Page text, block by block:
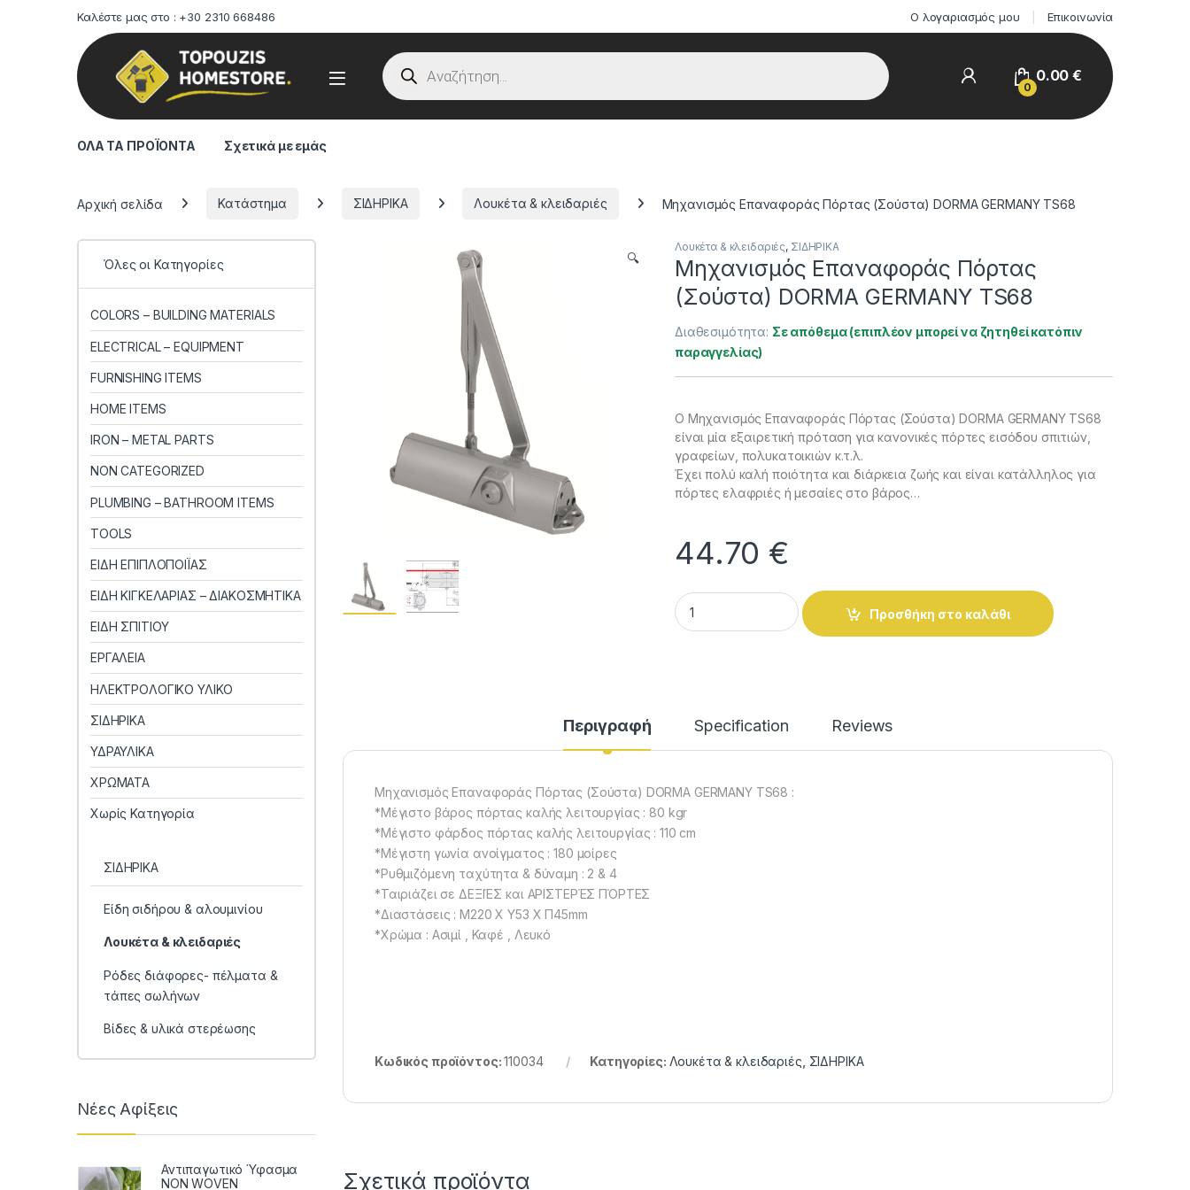
Καλέστε μας στο : +30 2310 668486 Ο λογαριασμός μου Επικοινωνία
Products search
0
0.00€
ΟΛΑ ΤΑ ΠΡΟΪΟΝΤΑ Σχετικά με εμάς
Αρχική σελίδα Κατάστημα ΣΙΔΗΡΙΚΑ Λουκέτα & κλειδαριές Μηχανισμός Επαναφοράς Πόρτας (Σούστα) DORMA GERMANY TS68
🔍
Λουκέτα & κλειδαριές, ΣΙΔΗΡΙΚΑ
Μηχανισμός Επαναφοράς Πόρτας
(Σούστα) DORMA GERMANY TS68
Διαθεσιμότητα: Σε απόθεμα (επιπλέον μπορεί να ζητηθεί κατόπιν
παραγγελίας)
Ο Mηχανισμός Επαναφοράς Πόρτας (Σούστα) DORMA GERMANY TS68
είναι μία εξαιρετική πρόταση για κανονικές πόρτες εισόδου σπιτιών,
γραφείων, πολυκατοικιών κ.τ.λ.
Έχει πολύ καλή ποιότητα και διάρκεια ζωής και είναι κατάλληλος για
πόρτες ελαφριές ή μεσαίες στο βάρος…
44.70 €
Μηχανισμός Επαναφοράς Πόρτας (Σούστα) DORMA GERMANY TS68 quantity
Προσθήκη στο καλάθι
Περιγραφή Specification Reviews
Μηχανισμός Επαναφοράς Πόρτας (Σούστα) DORMA GERMANY TS68 :
*Μέγιστο βάρος πόρτας καλής λειτουργίας : 80 kgr
*Μέγιστο φάρδος πόρτας καλής λειτουργίας : 110 cm
*Μέγιστη γωνία ανοίγματος : 180 μοίρες
*Ρυθμιζόμενη ταχύτητα & δύναμη : 2 & 4
*Ταιριάζει σε ΔΕΞΙΈΣ και ΑΡΙΣΤΕΡΈΣ ΠΌΡΤΕΣ
*Διαστάσεις : Μ220 Χ Υ53 Χ Π45mm
*Χρώμα : Ασιμί , Καφέ , Λευκό
Κωδικός προϊόντος:110034 Κατηγορίες: Λουκέτα & κλειδαριές ΣΙΔΗΡΙΚΑ
Σχετικά προϊόντα
Όλες οι Κατηγορίες
COLORS – BUILDING MATERIALS
ELECTRICAL – EQUIPMENT
FURNISHING ITEMS
HOME ITEMS
IRON – METAL PARTS
NON CATEGORIZED
PLUMBING – BATHROOM ITEMS
TOOLS
ΕΙΔΗ ΕΠΙΠΛΟΠΟΙΪΑΣ
ΕΙΔΗ ΚΙΓΚΕΛΑΡΙΑΣ – ΔΙΑΚΟΣΜΗΤΙΚΑ
ΕΙΔΗ ΣΠΙΤΙΟΥ
ΕΡΓΑΛΕΙΑ
ΗΛΕΚΤΡΟΛΟΓΙΚΟ ΥΛΙΚΟ
ΣΙΔΗΡΙΚΑ
ΥΔΡΑΥΛΙΚΑ
ΧΡΩΜΑΤΑ
Χωρίς Κατηγορία
ΣΙΔΗΡΙΚΑ
Είδη σιδήρου & αλουμινίου
Λουκέτα & κλειδαριές
Ρόδες διάφορες- πέλματα &
τάπες σωλήνων
Βίδες & υλικά στερέωσης
Νέες Αφίξεις
Αντιπαγωτικό Ύφασμα
NON WOVEN